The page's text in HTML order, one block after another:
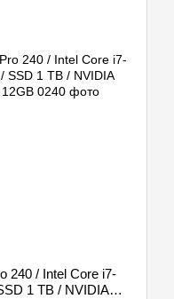
240 / Intel Core i7-
1 TB / NVIDIA